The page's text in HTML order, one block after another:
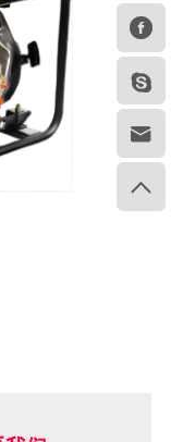



